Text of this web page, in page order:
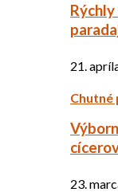
21.
Chutné
23.